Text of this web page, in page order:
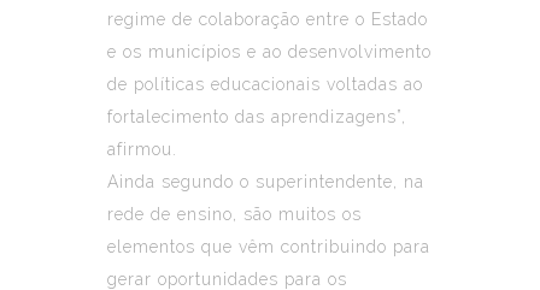
regime de colaboração entre o Estado
e os municípios e ao desenvolvimento
de políticas educacionais voltadas ao
fortalecimento das aprendizagens”,
afirmou.
Ainda segundo o superintendente, na
rede de ensino, são muitos os
elementos que vêm contribuindo para
gerar oportunidades para os